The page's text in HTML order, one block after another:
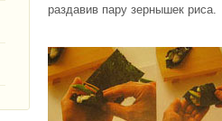
раздавив пару зернышек риса.